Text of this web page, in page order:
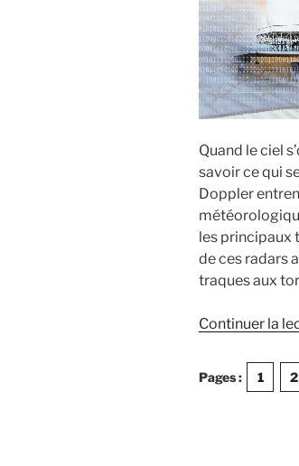
Quand le ciel
savoir ce qui
Doppler
les principaux
de ces radars
traques aux
Continuer la
Pages : 1 2